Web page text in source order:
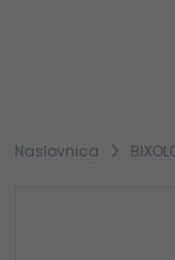
Naslovnica